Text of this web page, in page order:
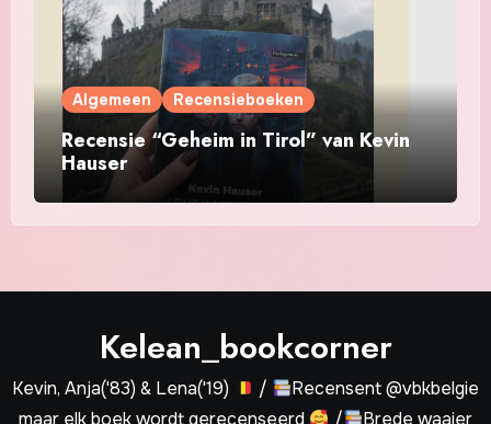
Algemeen Recensieboeken
Recensie “Geheim in Tirol” van Kevin
Hauser
Kelean_bookcorner
Kevin, Anja('83) & Lena('19) /
Recensent @vbkbelgie
maar elk boek wordt gerecenseerd
/ Brede waaier